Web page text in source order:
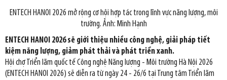
ENTECH HANOI 2026 mở rộng cơ hội hợp tác trong lĩnh vực năng lượng, môi
trường. Ảnh: Minh Hạnh
ENTECH HANOI 2026 sẽ giới thiệu nhiều công nghệ, giải pháp tiết
kiệm năng lượng, giảm phát thải và phát triển xanh.
Hội chợ Triển lãm quốc tế Công nghệ Năng lượng - Môi trường Hà Nội 2026
(ENTECH HANOI 2026) sẽ diễn ra từ ngày 24 - 26/6 tại Trung tâm Triển lãm